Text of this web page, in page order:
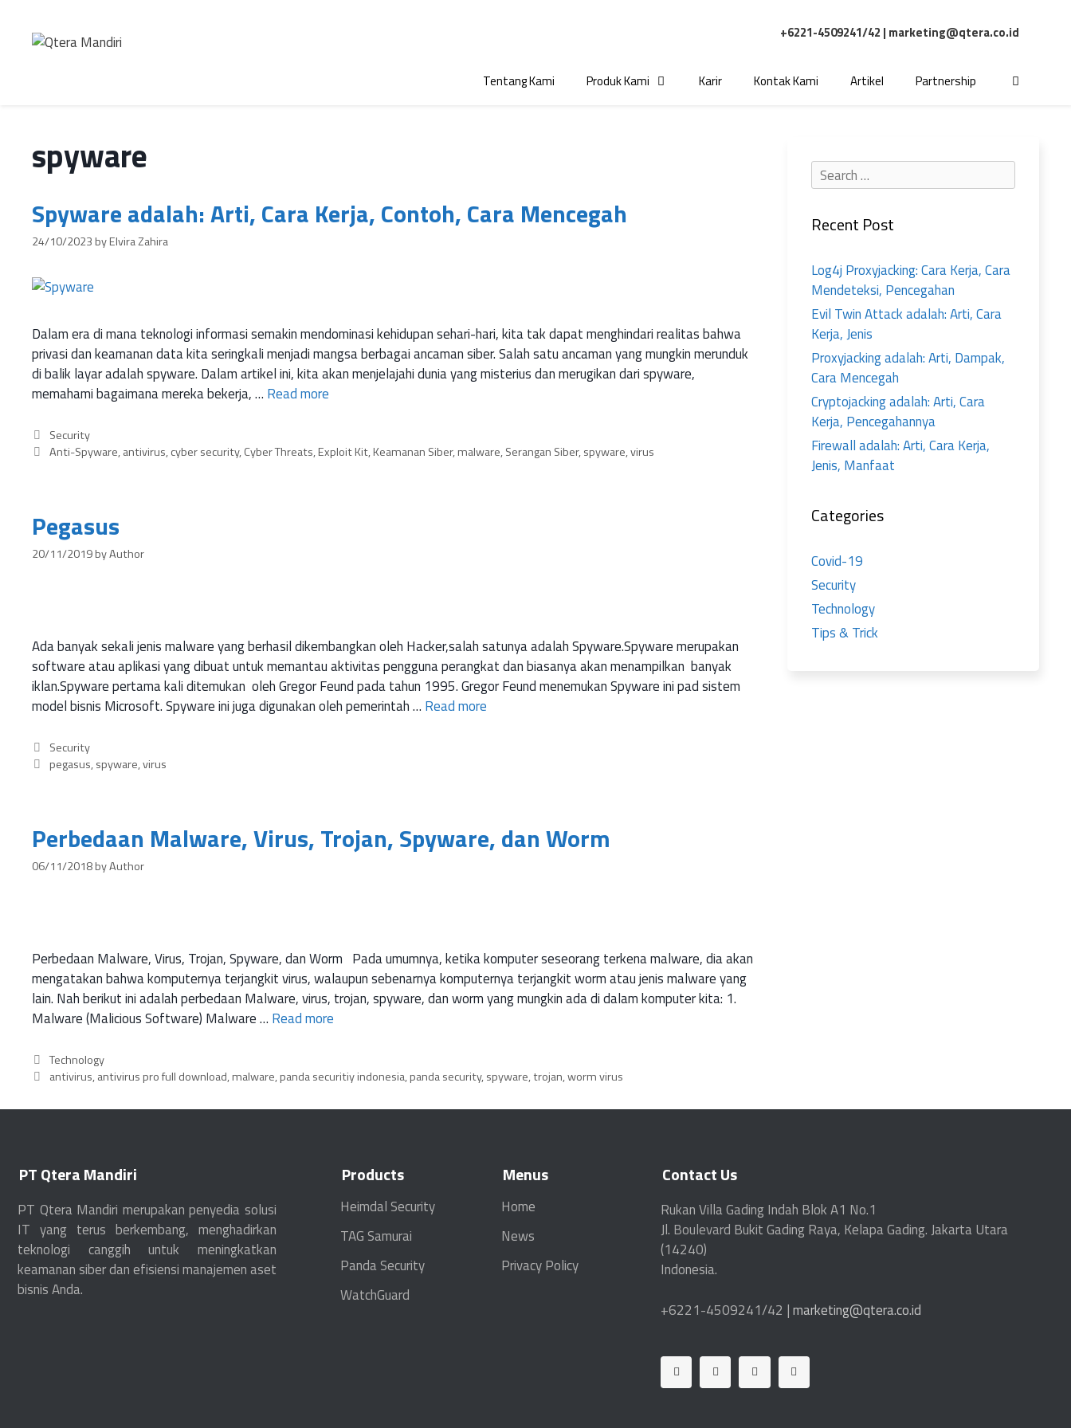
+6221-4509241/42 | marketing@qtera.co.id
Tentang Kami Produk Kami Karir Kontak Kami Artikel Partnership
spyware
Spyware adalah: Arti, Cara Kerja, Contoh, Cara Mencegah
24/10/2023byElvira Zahira
Dalam era di mana teknologi informasi semakin mendominasi kehidupan sehari-hari, kita tak dapat menghindari realitas bahwa
privasi dan keamanan data kita seringkali menjadi mangsa berbagai ancaman siber. Salah satu ancaman yang mungkin merunduk
di balik layar adalah spyware. Dalam artikel ini, kita akan menjelajahi dunia yang misterius dan merugikan dari spyware,
memahami bagaimana mereka bekerja, … Read more
Security
Anti-Spyware,antivirus,cyber security,Cyber Threats,Exploit Kit,Keamanan Siber,malware,Serangan Siber,spyware,virus
Pegasus
20/11/2019byAuthor
Ada banyak sekali jenis malware yang berhasil dikembangkan oleh Hacker,salah satunya adalah Spyware.Spyware merupakan
software atau aplikasi yang dibuat untuk memantau aktivitas pengguna perangkat dan biasanya akan menampilkan banyak
iklan.Spyware pertama kali ditemukan oleh Gregor Feund pada tahun 1995. Gregor Feund menemukan Spyware ini pad sistem
model bisnis Microsoft. Spyware ini juga digunakan oleh pemerintah … Read more
Security
pegasus,spyware,virus
Perbedaan Malware, Virus, Trojan, Spyware, dan Worm
06/11/2018byAuthor
Perbedaan Malware, Virus, Trojan, Spyware, dan Worm Pada umumnya, ketika komputer seseorang terkena malware, dia akan
mengatakan bahwa komputernya terjangkit virus, walaupun sebenarnya komputernya terjangkit worm atau jenis malware yang
lain. Nah berikut ini adalah perbedaan Malware, virus, trojan, spyware, dan worm yang mungkin ada di dalam komputer kita: 1.
Malware (Malicious Software) Malware … Read more
Technology
antivirus,antivirus pro full download,malware,panda securitiy indonesia,panda security,spyware,trojan,worm virus
Recent Post
Log4j Proxyjacking: Cara Kerja, Cara
Mendeteksi, Pencegahan
Evil Twin Attack adalah: Arti, Cara
Kerja, Jenis
Proxyjacking adalah: Arti, Dampak,
Cara Mencegah
Cryptojacking adalah: Arti, Cara
Kerja, Pencegahannya
Firewall adalah: Arti, Cara Kerja,
Jenis, Manfaat
Categories
Covid-19
Security
Technology
Tips & Trick
PT Qtera Mandiri
PT Qtera Mandiri merupakan penyedia solusi
IT yang terus berkembang, menghadirkan
teknologi canggih untuk meningkatkan
keamanan siber dan efisiensi manajemen aset
bisnis Anda.
Products
Heimdal Security
TAG Samurai
Panda Security
WatchGuard
Menus
Home
News
Privacy Policy
Contact Us
Rukan Villa Gading Indah Blok A1 No.1
Jl. Boulevard Bukit Gading Raya, Kelapa Gading. Jakarta Utara
(14240)
Indonesia.
+6221-4509241/42 |marketing@qtera.co.id